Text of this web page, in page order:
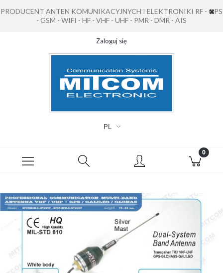
PRODUCENT ANTEN KOMUNIKACYJNYCH I ELEKTRONIKI RF - GPS
- GSM - WIFI - HF - VHF - UHF - PMR - DMR - AIS
Zaloguj się